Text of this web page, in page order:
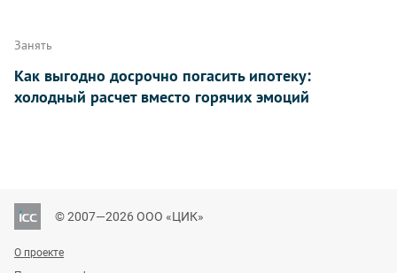
Занять
Как выгодно досрочно погасить ипотеку:
холодный расчет вместо горячих эмоций
© 2007—2026 ООО «ЦИК»
О проекте